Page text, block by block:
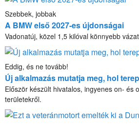
Szebbek, jobbak
A BMW első 2027-es újdonságai
Vadonatúj, közel 1,5 kilóval könnyebb
Eddig, és ne tovább!
Új alkalmazás mutatja meg, hol
Először készült hivatalos, ingyenes on- és
területekről.